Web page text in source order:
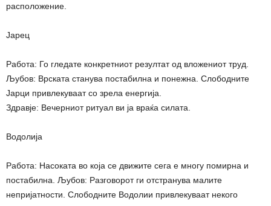
расположение.
Јарец
Работа: Го гледате конкретниот резултат од вложениот труд.
Љубов: Врската станува постабилна и понежна. Слободните
Јарци привлекуваат со зрела енергија.
Здравје: Вечерниот ритуал ви ја враќа силата.
Водолија
Работа: Насоката во која се движите сега е многу помирна и
постабилна. Љубов: Разговорот ги отстранува малите
непријатности. Слободните Водолии привлекуваат некого